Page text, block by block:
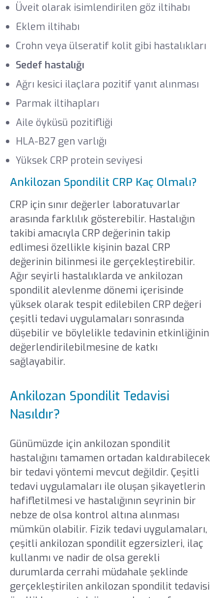
Üveit olarak isimlendirilen göz iltihabı
Eklem iltihabı
Crohn veya ülseratif kolit gibi hastalıkları
Sedef hastalığı
Ağrı kesici ilaçlara pozitif yanıt alınması
Parmak iltihapları
Aile öyküsü pozitifliği
HLA-B27 gen varlığı
Yüksek CRP protein seviyesi
Ankilozan Spondilit CRP Kaç Olmalı?
CRP için sınır değerler laboratuvarlar
arasında farklılık gösterebilir. Hastalığın
takibi amacıyla CRP değerinin takip
edlimesi özellikle kişinin bazal CRP
değerinin bilinmesi ile gerçekleştirebilir.
Ağır seyirli hastalıklarda ve ankilozan
spondilit alevlenme dönemi içerisinde
yüksek olarak tespit edilebilen CRP değeri
çeşitli tedavi uygulamaları sonrasında
düşebilir ve böylelikle tedavinin etkinliğinin
değerlendirilebilmesine de katkı
sağlayabilir.
Ankilozan Spondilit Tedavisi
Nasıldır?
Günümüzde için ankilozan spondilit
hastalığını tamamen ortadan kaldırabilecek
bir tedavi yöntemi mevcut değildir. Çeşitli
tedavi uygulamaları ile oluşan şikayetlerin
hafifletilmesi ve hastalığının seyrinin bir
nebze de olsa kontrol altına alınması
mümkün olabilir. Fizik tedavi uygulamaları,
çeşitli ankilozan spondilit egzersizleri, ilaç
kullanmı ve nadir de olsa gerekli
durumlarda cerrahi müdahale şeklinde
gerçekleştirilen ankilozan spondilit tedavisi